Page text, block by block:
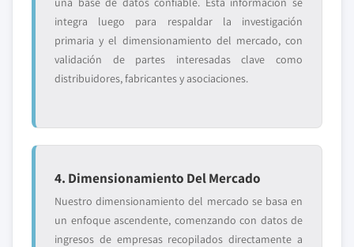
integra luego para respaldar la investigación
primaria y el dimensionamiento del mercado, con
validación de partes interesadas clave como
distribuidores, fabricantes y asociaciones.
4. Dimensionamiento Del Mercado
Nuestro dimensionamiento del mercado se basa en
un enfoque ascendente, comenzando con datos de
ingresos de empresas recopilados directamente a